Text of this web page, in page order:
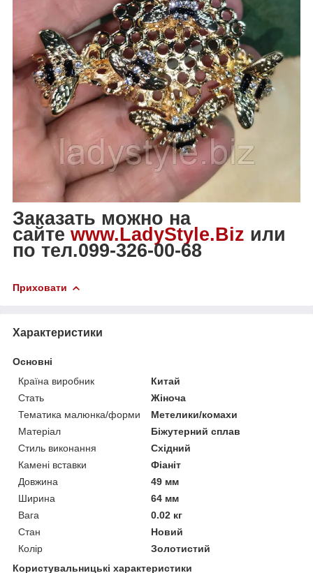
Заказать можно на
сайте www.LadyStyle.Biz или
по тел.099-326-00-68
Приховати
Характеристики
Основні
Країна виробник
Китай
Стать
Жіноча
Тематика малюнка/форми
Метелики/комахи
Матеріал
Біжутерний сплав
Стиль виконання
Східний
Камені вставки
Фіаніт
Довжина
49 мм
Ширина
64 мм
Вага
0.02 кг
Стан
Новий
Колір
Золотистий
Користувальницькі характеристики